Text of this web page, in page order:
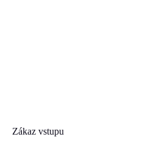
Zákaz vstupu